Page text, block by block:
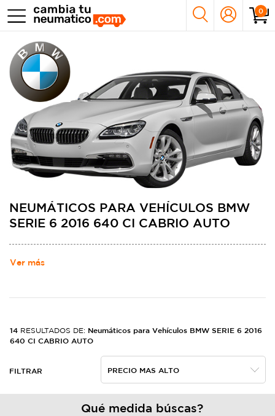
0
NEUMÁTICOS PARA VEHÍCULOS BMW
SERIE 6 2016 640 CI CABRIO AUTO
Ver más
14 RESULTADOS DE: Neumáticos para Vehículos BMW SERIE 6 2016
640 CI CABRIO AUTO
FILTRAR
Qué medida búscas?